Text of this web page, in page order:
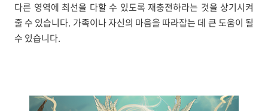
다른 영역에 최선을 다할 수 있도록 재충전하라는 것을 상기시켜
줄 수 있습니다. 가족이나 자신의 마음을 따라잡는 데 큰 도움이 될
수 있습니다.